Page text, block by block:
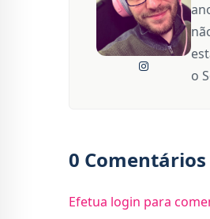
o
0 Comentários
Efetua login para